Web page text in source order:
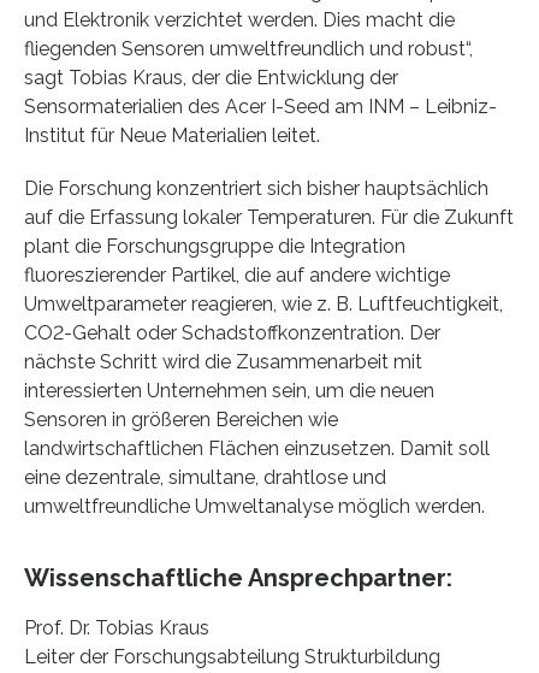
und Elektronik verzichtet werden. Dies macht die
fliegenden Sensoren umweltfreundlich und robust“,
sagt Tobias Kraus, der die Entwicklung der
Sensormaterialien des Acer I-Seed am INM – Leibniz-
Institut für Neue Materialien leitet.
Die Forschung konzentriert sich bisher hauptsächlich
auf die Erfassung lokaler Temperaturen. Für die Zukunft
plant die Forschungsgruppe die Integration
fluoreszierender Partikel, die auf andere wichtige
Umweltparameter reagieren, wie z. B. Luftfeuchtigkeit,
CO2-Gehalt oder Schadstoffkonzentration. Der
nächste Schritt wird die Zusammenarbeit mit
interessierten Unternehmen sein, um die neuen
Sensoren in größeren Bereichen wie
landwirtschaftlichen Flächen einzusetzen. Damit soll
eine dezentrale, simultane, drahtlose und
umweltfreundliche Umweltanalyse möglich werden.
Wissenschaftliche Ansprechpartner:
Prof. Dr. Tobias Kraus
Leiter der Forschungsabteilung Strukturbildung